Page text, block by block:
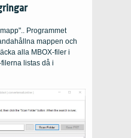
Programmet
mappen och
alla MBOX-filer i
listas då i